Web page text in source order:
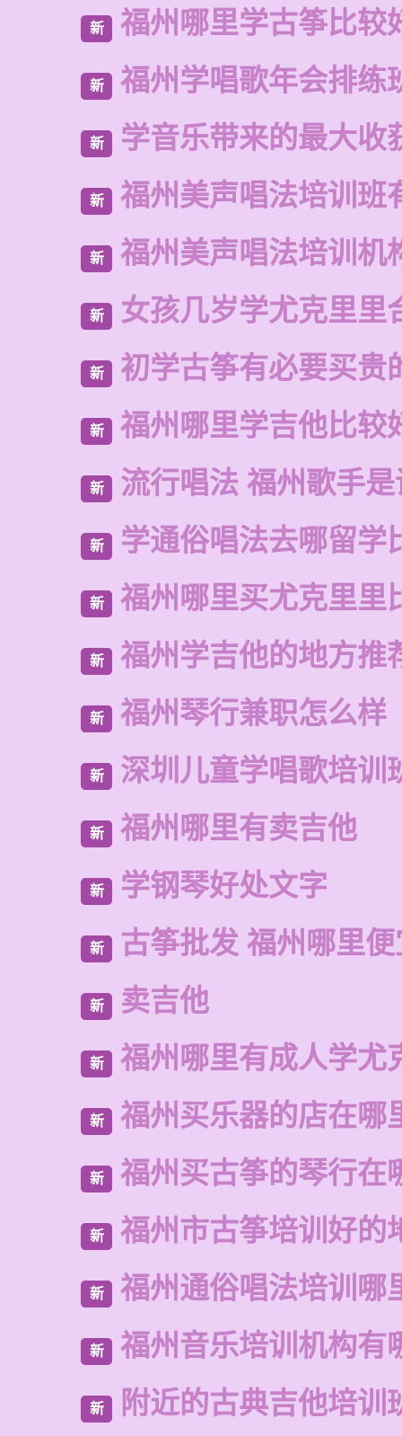
新 福州哪里学古筝比较
新 福州学唱歌年会排练
新 学音乐带来的最大收
新 福州美声唱法培训班
新 福州美声唱法培训机
新 女孩几岁学尤克里里
新 初学古筝有必要买贵
新 福州哪里学吉他比较
新 流行唱法 福州歌手
新 学通俗唱法去哪留学
新 福州哪里买尤克里里
新 福州学吉他的地方推
新 福州琴行兼职怎么样
新 深圳儿童学唱歌培训
新 福州哪里有卖吉他
新 学钢琴好处文字
新 古筝批发 福州哪里
新 卖吉他
新 福州哪里有成人学尤
新 福州买乐器的店在哪
新 福州买古筝的琴行在
新 福州市古筝培训好的
新 福州通俗唱法培训哪
新 福州音乐培训机构有
新 附近的古典吉他培训